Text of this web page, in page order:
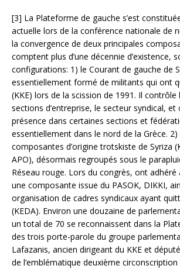
[3] La Plateforme de gauche s’est
actuelle lors de la conférence nationale de
la convergence de deux principales
comptent plus d’une décennie d’existence,
configurations: 1) le Courant de gauche de
essentiellement formé de militants qui ont
(KKE) lors de la scission de 1991. Il contrôle
sections d’entreprise, le secteur syndical,
présence dans certaines sections et
essentiellement dans le nord de la Grèce.
composantes d’origine trotskiste de Syriza
APO), désormais regroupés sous le
Réseau rouge. Lors du congrès, ont
une composante issue du PASOK, DIKKI,
organisation de cadres syndicaux ayant
(KEDA). Environ une douzaine de
un total de 70 se reconnaissent dans la
des trois porte-parole du groupe
Lafazanis, ancien dirigeant du KKE et
de l’emblématique deuxième